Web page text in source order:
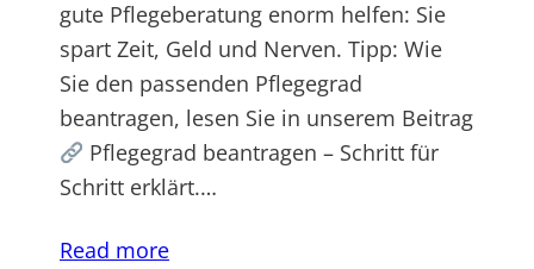
gute Pflegeberatung enorm helfen: Sie
spart Zeit, Geld und Nerven. Tipp: Wie
Sie den passenden Pflegegrad
beantragen, lesen Sie in unserem Beitrag
Pflegegrad beantragen – Schritt für
Schritt erklärt.…
Read more